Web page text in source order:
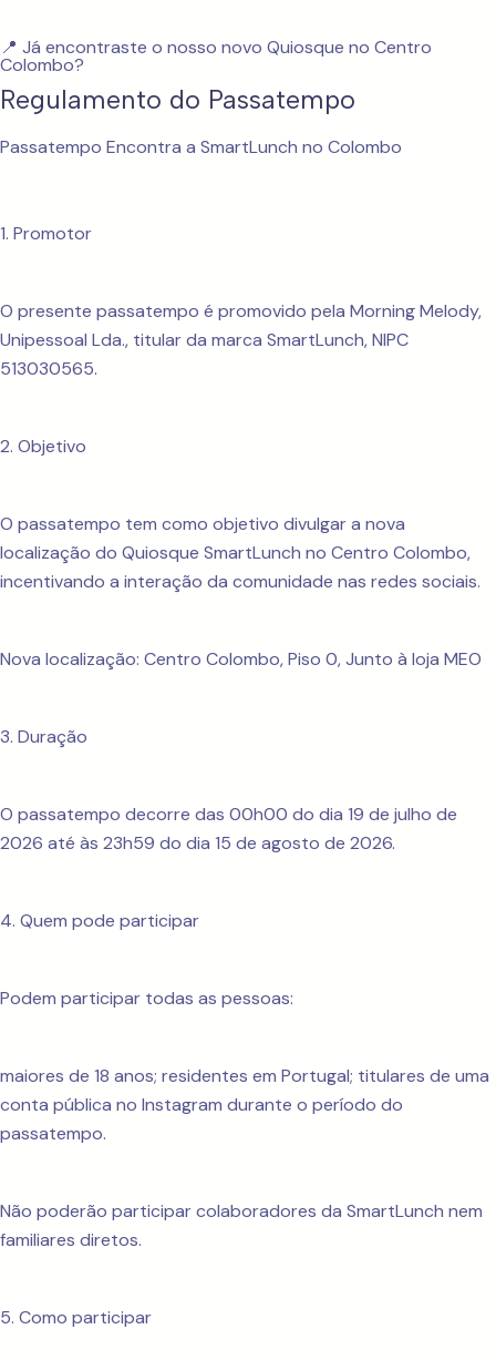
📍 Já encontraste o nosso novo Quiosque no Centro
Colombo?
Regulamento do Passatempo
Passatempo Encontra a SmartLunch no Colombo
1. Promotor
O presente passatempo é promovido pela Morning Melody,
Unipessoal Lda., titular da marca SmartLunch, NIPC
513030565.
2. Objetivo
O passatempo tem como objetivo divulgar a nova
localização do Quiosque SmartLunch no Centro Colombo,
incentivando a interação da comunidade nas redes sociais.
Nova localização: Centro Colombo, Piso 0, Junto à loja MEO
3. Duração
O passatempo decorre das 00h00 do dia 19 de julho de
2026 até às 23h59 do dia 15 de agosto de 2026.
4. Quem pode participar
Podem participar todas as pessoas:
maiores de 18 anos; residentes em Portugal; titulares de uma
conta pública no Instagram durante o período do
passatempo.
Não poderão participar colaboradores da SmartLunch nem
familiares diretos.
5. Como participar